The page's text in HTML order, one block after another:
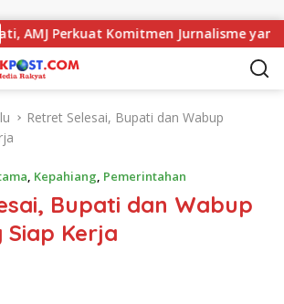
Perkuat Komitmen Jurnalisme yang
Retret Selesai, Bupati dan Wabup
, Kepahiang, Pemerintahan
Bupati dan Wabup
Siap Kerja